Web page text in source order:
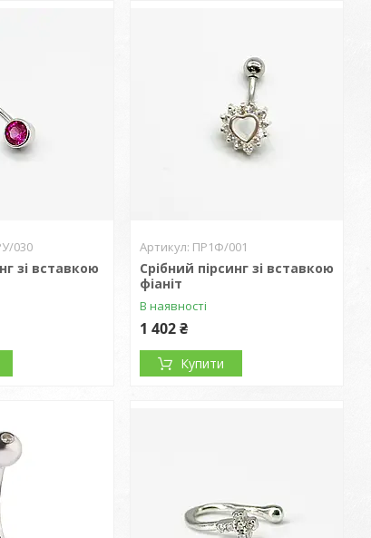
030
зі вставкою
ПР1Ф/001
Срібний пірсинг зі вставкою
фіаніт
В наявності
1 402 ₴
Купити